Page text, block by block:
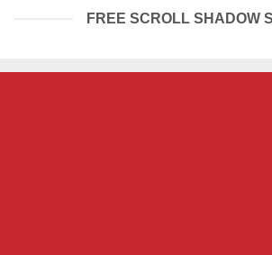
FREE SCROLL SHADOW